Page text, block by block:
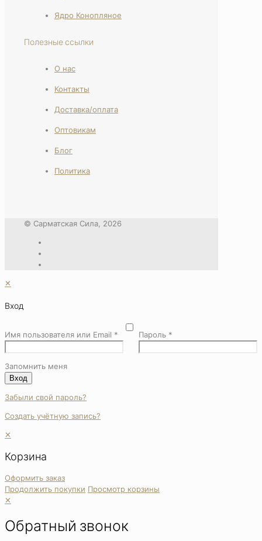
Ядро Конопляное
Полезные ссылки
О нас
Контакты
Доставка/оплата
Оптовикам
Блог
Политика
© Сарматская Сила, 2026
✕
Вход
Имя пользователя или Email * Пароль *
Запомнить меня
Вход
Забыли свой пароль?
Создать учётную запись?
✕
Корзина
Оформить заказ
Продолжить покупки Просмотр корзины
✕
Обратный звонок